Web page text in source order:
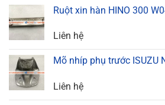
Ruột xin hàn HINO 300
Liên hệ
Mõ nhíp phụ trước ISUZU
Liên hệ